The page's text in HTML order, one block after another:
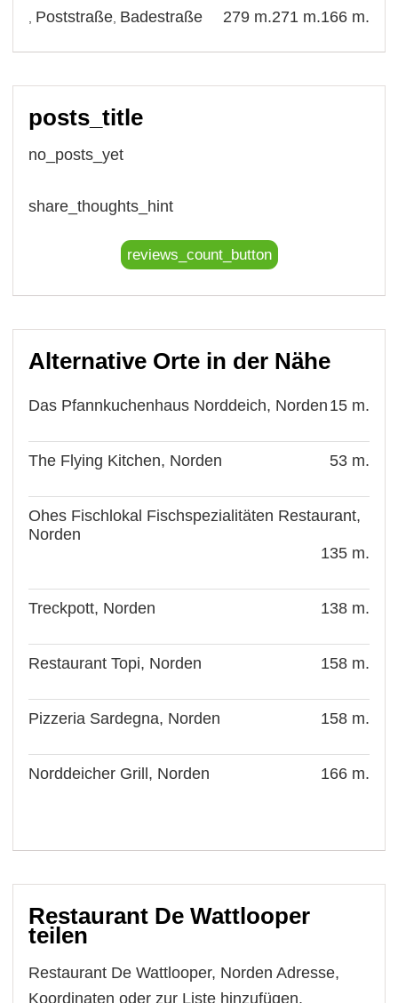
166 m.
Poststraße 271 m.
Badestraße 279 m.
posts_title
no_posts_yet
share_thoughts_hint
reviews_count_button
Alternative Orte in der Nähe
Das Pfannkuchenhaus Norddeich, Norden 15 m.
The Flying Kitchen, Norden 53 m.
Ohes Fischlokal Fischspezialitäten Restaurant,
Norden
135 m.
Treckpott, Norden 138 m.
Restaurant Topi, Norden 158 m.
Pizzeria Sardegna, Norden 158 m.
Norddeicher Grill, Norden 166 m.
Restaurant De Wattlooper
teilen
Restaurant De Wattlooper, Norden Adresse,
Koordinaten oder zur Liste hinzufügen.